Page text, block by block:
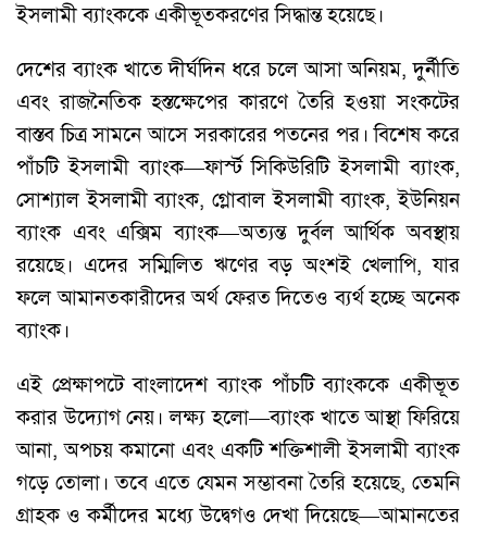
ইসলামী ব্যাংককে একীভূতকরণের সিদ্ধান্ত হয়েছে।
দেশের ব্যাংক খাতে দীর্ঘদিন ধরে চলে আসা অনিয়ম, দুর্নীতি
এবং রাজনৈতিক হস্তক্ষেপের কারণে তৈরি হওয়া সংকটের
বাস্তব চিত্র সামনে আসে সরকারের পতনের পর। বিশেষ করে
পাঁচটি ইসলামী ব্যাংক—ফার্স্ট সিকিউরিটি ইসলামী ব্যাংক,
সোশ্যাল ইসলামী ব্যাংক, গ্লোবাল ইসলামী ব্যাংক, ইউনিয়ন
ব্যাংক এবং এক্সিম ব্যাংক—অত্যন্ত দুর্বল আর্থিক অবস্থায়
রয়েছে। এদের সম্মিলিত ঋণের বড় অংশই খেলাপি, যার
ফলে আমানতকারীদের অর্থ ফেরত দিতেও ব্যর্থ হচ্ছে অনেক
ব্যাংক।
এই প্রেক্ষাপটে বাংলাদেশ ব্যাংক পাঁচটি ব্যাংককে একীভূত
করার উদ্যোগ নেয়। লক্ষ্য হলো—ব্যাংক খাতে আস্থা ফিরিয়ে
আনা, অপচয় কমানো এবং একটি শক্তিশালী ইসলামী ব্যাংক
গড়ে তোলা। তবে এতে যেমন সম্ভাবনা তৈরি হয়েছে, তেমনি
গ্রাহক ও কর্মীদের মধ্যে উদ্বেগও দেখা দিয়েছে—আমানতের